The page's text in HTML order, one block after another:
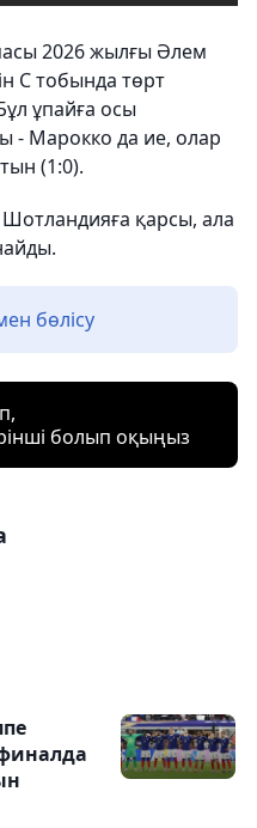
2026 жылғы Әлем
С тобында төрт
ұпайға осы
- Марокко да ие, олар
(1:0).
қарсы, ала
бөлісу
болып оқыңыз